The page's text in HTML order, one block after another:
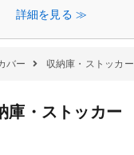
詳細を見る ≫
庫・ストッカー
バー 収納庫・ストッカー